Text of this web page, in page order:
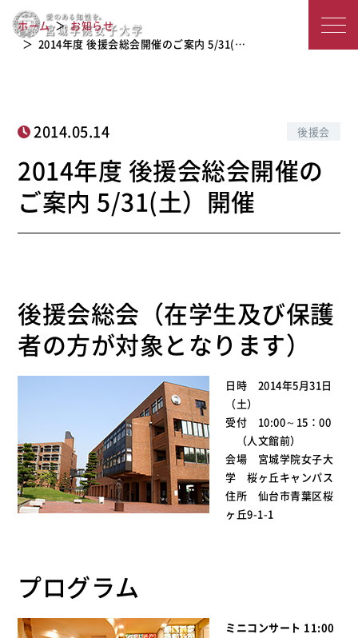
城
子
大
学
2014年度 後援会総会開催のご案内 5/3
1(土）開催
ホーム
お知らせ
2014年度 後援会総会開催のご案内 5/31(…
2014.05.14 後援会
2014年度 後援会総会開催の
ご案内 5/31(土）開催
後援会総会（在学生及び保護
者の方が対象となります）
日時 2014年5月31日
（土）
受付 10:00～15：00
（人文館前）
会場 宮城学院女子大
学 桜ヶ丘キャンパス
住所 仙台市青葉区桜
ヶ丘9-1-1
プログラム
ミニコンサート 11:00